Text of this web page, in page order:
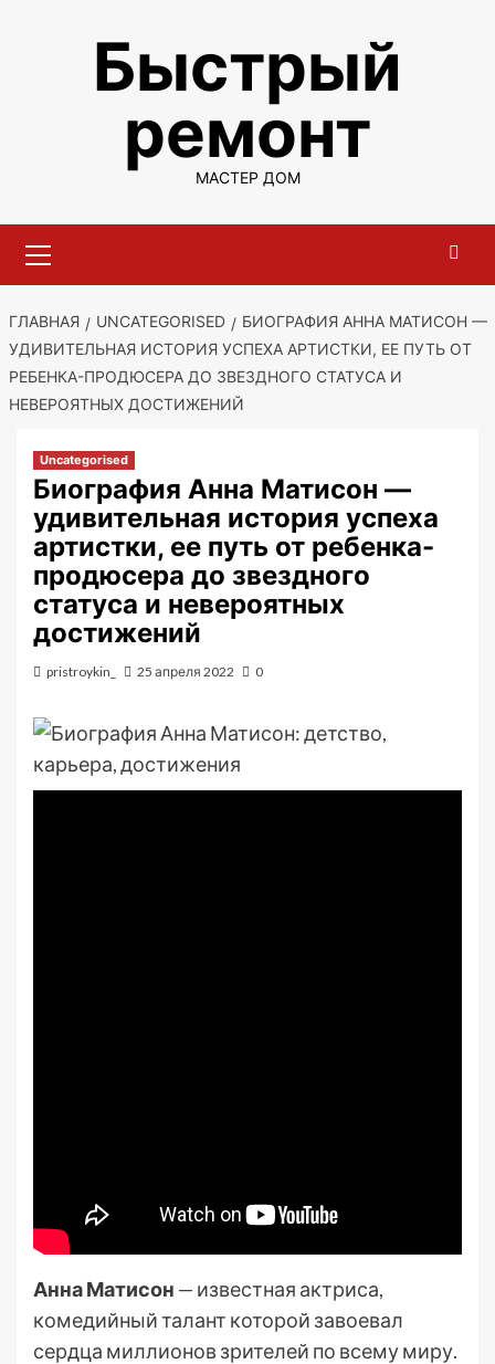
содержимомуБыстрый
ремонт
МАСТЕР ДОМ
меню
ГЛАВНАЯ UNCATEGORISED
БИОГРАФИЯ АННА МАТИСОН —
УДИВИТЕЛЬНАЯ ИСТОРИЯ УСПЕХА АРТИСТКИ, ЕЕ ПУТЬ ОТ
РЕБЕНКА-ПРОДЮСЕРА ДО ЗВЕЗДНОГО СТАТУСА И
НЕВЕРОЯТНЫХ ДОСТИЖЕНИЙ
Uncategorised
Биография Анна Матисон —
удивительная история успеха
артистки, ее путь от ребенка-
продюсера до звездного
статуса и невероятных
достижений
pristroykin_ 25 апреля 2022 0
Анна Матисон — известная актриса,
комедийный талант которой завоевал
сердца миллионов зрителей по всему миру.